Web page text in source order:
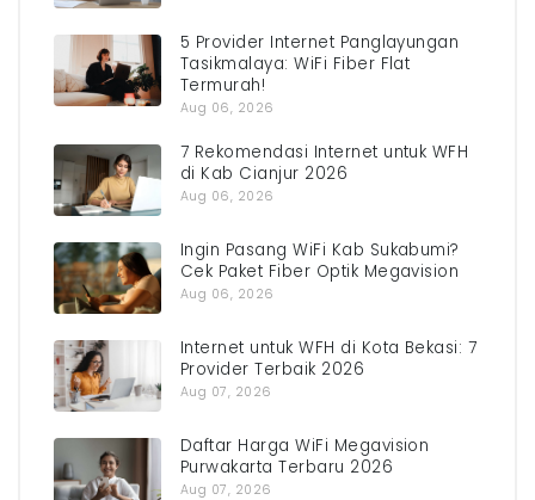
5 Provider Internet Panglayungan
Tasikmalaya: WiFi Fiber Flat
Termurah!
Aug 06, 2026
7 Rekomendasi Internet untuk WFH
di Kab Cianjur 2026
Aug 06, 2026
Ingin Pasang WiFi Kab Sukabumi?
Cek Paket Fiber Optik Megavision
Aug 06, 2026
Internet untuk WFH di Kota Bekasi: 7
Provider Terbaik 2026
Aug 07, 2026
Daftar Harga WiFi Megavision
Purwakarta Terbaru 2026
Aug 07, 2026